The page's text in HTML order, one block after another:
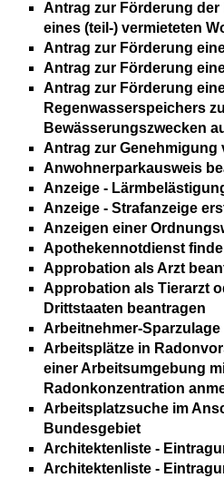
Antrag zur Förderung
eines (teil-) vermieteten
Antrag zur Förderung
Antrag zur Förderung
Antrag zur Förderung
Regenwasserspeichers zu
Bewässerungszwecken
Antrag zur Genehmigung
Anwohnerparkausweis
Anzeige -
Anzeige - Strafanzeige
Anzeigen einer
Apothekennotdienst
Approbation als Arzt
Approbation als Tierarzt
Drittstaaten beantragen
Arbeitnehmer-Sparzulage
Arbeitsplätze in
einer Arbeitsumgebung
Radonkonzentration
Arbeitsplatzsuche im
Bundesgebiet
Architektenliste -
Architektenliste -